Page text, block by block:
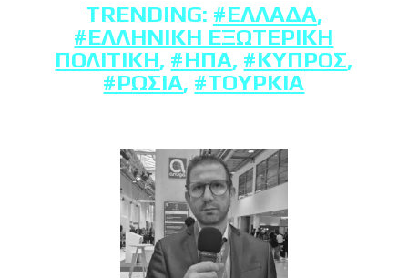
TRENDING: #ΕΛΛΆΔΑ,
#ΕΛΛΗΝΙΚΉ ΕΞΩΤΕΡΙΚΉ
ΠΟΛΙΤΙΚΉ, #ΗΠΑ, #ΚΎΠΡΟΣ,
#ΡΩΣΊΑ, #ΤΟΥΡΚΊΑ